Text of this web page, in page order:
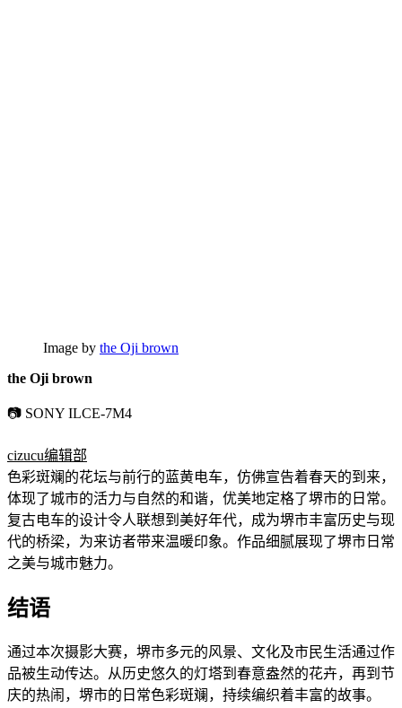
Image by the Oji brown
the Oji brown
📷 SONY ILCE-7M4
cizucu编辑部
色彩斑斓的花坛与前行的蓝黄电车，仿佛宣告着春天的到来，
体现了城市的活力与自然的和谐，优美地定格了堺市的日常。
复古电车的设计令人联想到美好年代，成为堺市丰富历史与现
代的桥梁，为来访者带来温暖印象。作品细腻展现了堺市日常
之美与城市魅力。
结语
通过本次摄影大赛，堺市多元的风景、文化及市民生活通过作
品被生动传达。从历史悠久的灯塔到春意盎然的花卉，再到节
庆的热闹，堺市的日常色彩斑斓，持续编织着丰富的故事。